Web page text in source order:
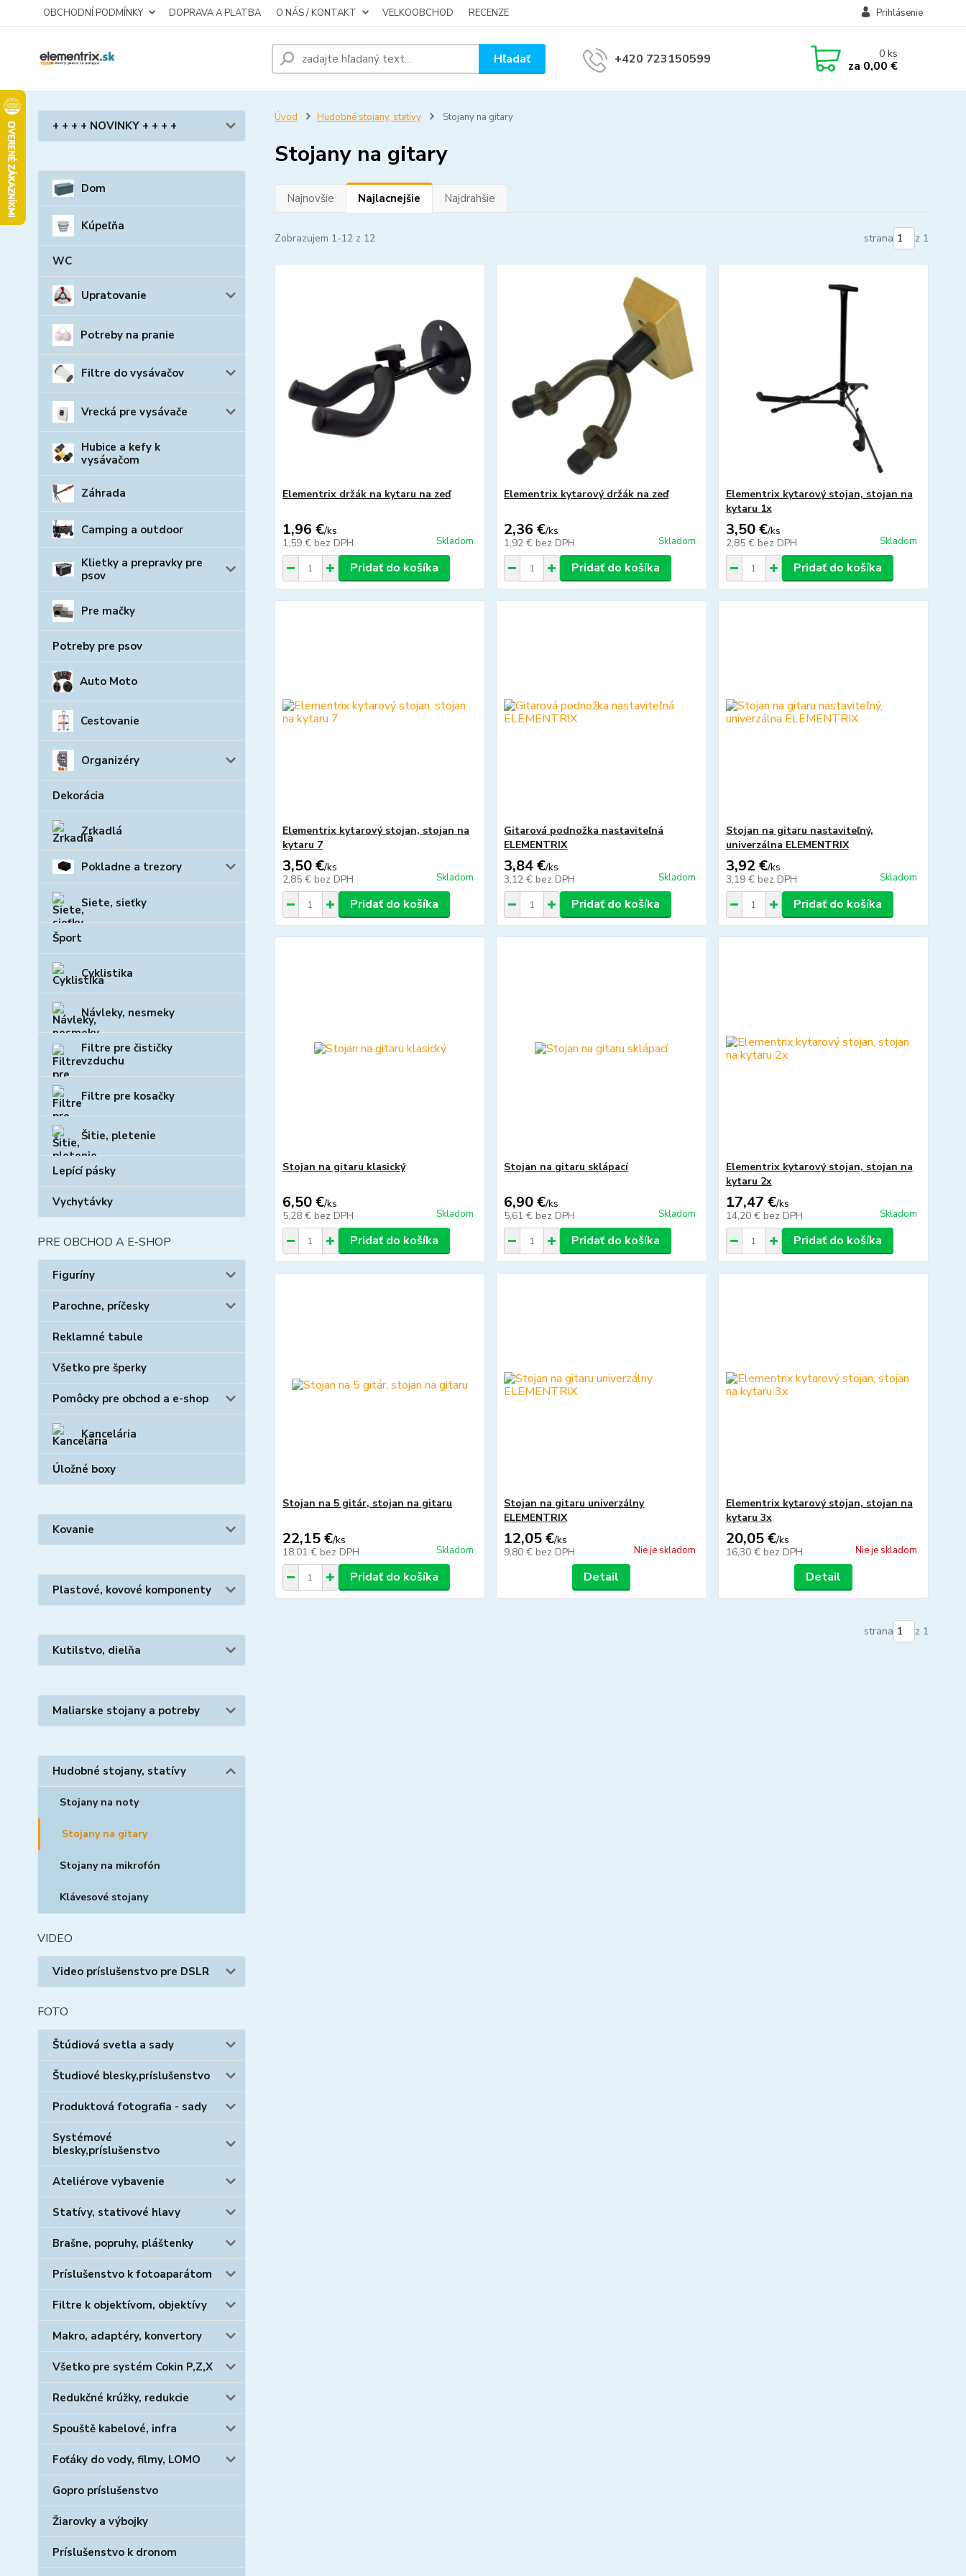
OBCHODNÍ PODMÍNKY DOPRAVA A PLATBA O NÁS / KONTAKT VELKOOBCHOD RECENZE Prihlásenie
Hľadať +420 723150599 0ks
za 0,00 €
+ + + + NOVINKY + + + +
Dom
Kúpeľňa
WC
Upratovanie
Potreby na pranie
Filtre do vysávačov
Vrecká pre vysávače
Hubice a kefy k
vysávačom
Záhrada
Camping a outdoor
Klietky a prepravky pre
psov
Pre mačky
Potreby pre psov
Auto Moto
Cestovanie
Organizéry
Dekorácia
Zrkadlá
Pokladne a trezory
Siete, sieťky
Šport
Cyklistika
Návleky, nesmeky
Filtre pre čističky
vzduchu
Filtre pre kosačky
Šitie, pletenie
Lepící pásky
Vychytávky
PRE OBCHOD A E-SHOP
Figuríny
Parochne, príčesky
Reklamné tabule
Všetko pre šperky
Pomôcky pre obchod a e-shop
Kancelária
Úložné boxy
Kovanie
Plastové, kovové komponenty
Kutilstvo, dielňa
Maliarske stojany a potreby
Hudobné stojany, statívy
Stojany na noty
Stojany na gitary
Stojany na mikrofón
Klávesové stojany
VIDEO
Video príslušenstvo pre DSLR
FOTO
Štúdiová svetla a sady
Študiové blesky,príslušenstvo
Produktová fotografia - sady
Systémové
blesky,príslušenstvo
Ateliérove vybavenie
Statívy, stativové hlavy
Brašne, popruhy, pláštenky
Príslušenstvo k fotoaparátom
Filtre k objektívom, objektívy
Makro, adaptéry, konvertory
Všetko pre systém Cokin P,Z,X
Redukčné krúžky, redukcie
Spouště kabelové, infra
Foťáky do vody, filmy, LOMO
Gopro príslušenstvo
Žiarovky a výbojky
Príslušenstvo k dronom
Úvod Hudobné stojany, statívy Stojany na gitary
Stojany na gitary
Najnovšie Najlacnejšie Najdrahšie
Zobrazujem 1-12 z 12 strana z 1
Elementrix držák na kytaru na zeď
1,96 €/ks
1,59 € bez DPH Skladom
Pridať do košíka
Elementrix kytarový držák na zeď
2,36 €/ks
1,92 € bez DPH Skladom
Pridať do košíka
Elementrix kytarový stojan, stojan na
kytaru 1x
3,50 €/ks
2,85 € bez DPH Skladom
Pridať do košíka
Elementrix kytarový stojan, stojan na
kytaru 7
3,50 €/ks
2,85 € bez DPH Skladom
Pridať do košíka
Gitarová podnožka nastaviteľná
ELEMENTRIX
3,84 €/ks
3,12 € bez DPH Skladom
Pridať do košíka
Stojan na gitaru nastaviteľný,
univerzálna ELEMENTRIX
3,92 €/ks
3,19 € bez DPH Skladom
Pridať do košíka
Stojan na gitaru klasický
6,50 €/ks
5,28 € bez DPH Skladom
Pridať do košíka
Stojan na gitaru sklápací
6,90 €/ks
5,61 € bez DPH Skladom
Pridať do košíka
Elementrix kytarový stojan, stojan na
kytaru 2x
17,47 €/ks
14,20 € bez DPH Skladom
Pridať do košíka
Stojan na 5 gitár, stojan na gitaru
22,15 €/ks
18,01 € bez DPH Skladom
Pridať do košíka
Stojan na gitaru univerzálny
ELEMENTRIX
12,05 €/ks
9,80 € bez DPH Nie je skladom
Detail
Elementrix kytarový stojan, stojan na
kytaru 3x
20,05 €/ks
16,30 € bez DPH Nie je skladom
Detail
strana z 1